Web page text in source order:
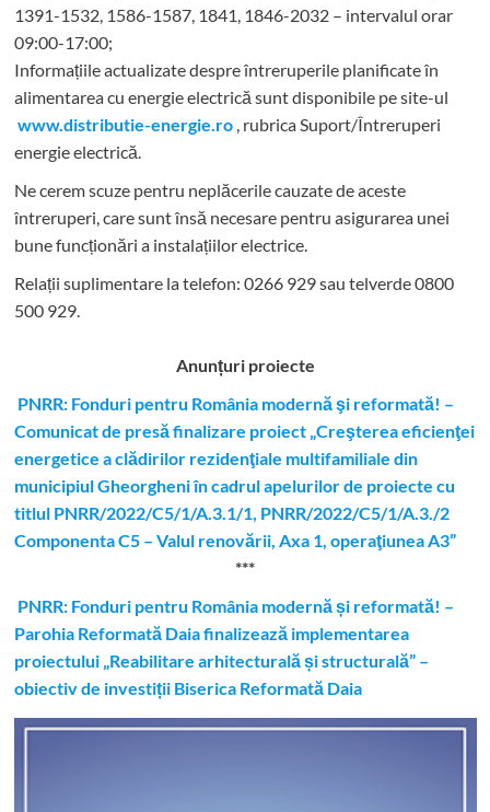
1391-1532, 1586-1587, 1841, 1846-2032 – intervalul orar
09:00-17:00;
Informațiile actualizate despre întreruperile planificate în
alimentarea cu energie electrică sunt disponibile pe site-ul
www.distributie-energie.ro , rubrica Suport/Întreruperi
energie electrică.
Ne cerem scuze pentru neplăcerile cauzate de aceste
întreruperi, care sunt însă necesare pentru asigurarea unei
bune funcționări a instalațiilor electrice.
Relații suplimentare la telefon: 0266 929 sau telverde 0800
500 929.
Anunțuri proiecte
PNRR: Fonduri pentru România modernă şi reformată! –
Comunicat de presă finalizare proiect „Creşterea eficienţei
energetice a clădirilor rezidenţiale multifamiliale din
municipiul Gheorgheni în cadrul apelurilor de proiecte cu
titlul PNRR/2022/C5/1/A.3.1/1, PNRR/2022/C5/1/A.3./2
Componenta C5 – Valul renovării, Axa 1, operaţiunea A3”
***
PNRR: Fonduri pentru România modernă și reformată! –
Parohia Reformată Daia finalizează implementarea
proiectului „Reabilitare arhitecturală și structurală” –
obiectiv de investiții Biserica Reformată Daia